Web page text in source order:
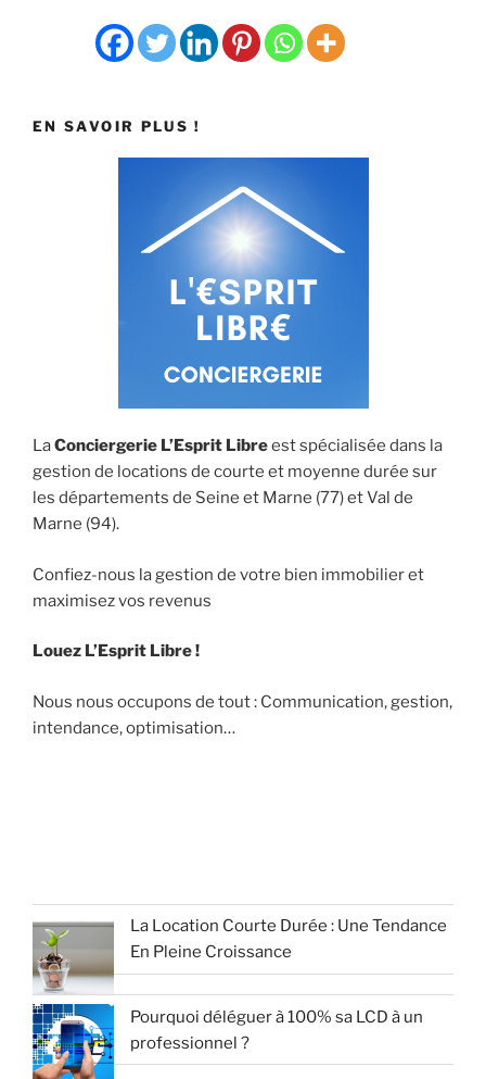
EN SAVOIR PLUS !
LaConciergerie L’Esprit Libreest spécialisée dans la
gestion de locations de courte et moyenne durée sur
les départements de Seine et Marne (77) et Val de
Marne (94).
Confiez-nous la gestion de votre bien immobilier et
maximisez vos revenus
Louez L’Esprit Libre !
Nous nous occupons de tout : Communication, gestion,
intendance, optimisation…
La Location Courte Durée : Une Tendance
En Pleine Croissance
Pourquoi déléguer à 100% sa LCD à un
professionnel ?